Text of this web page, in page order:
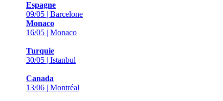
Espagne
09/05 | Barcelone
Monaco
16/05 | Monaco
Turquie
30/05 | Istanbul
Canada
13/06 | Montréal